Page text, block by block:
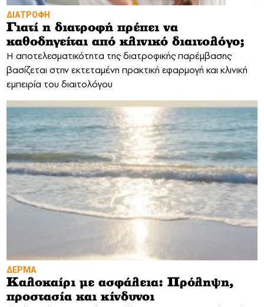
ΔΙΑΤΡΟΦΗ
Γιατί η διατροφή πρέπει να
καθοδηγείται από κλινικό διαιτολόγο;
Η αποτελεσματικότητα της διατροφικής παρέμβασης
βασίζεται στην εκτεταμένη πρακτική εφαρμογή και κλινική
εμπειρία του διαιτολόγου
ΔΕΡΜΑ
Καλοκαίρι με ασφάλεια: Πρόληψη,
προστασία και κίνδυνοι